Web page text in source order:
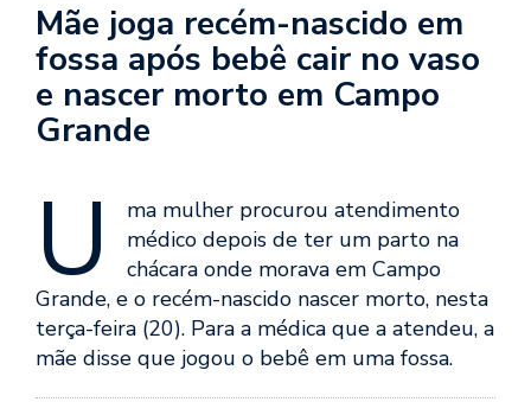
Mãe joga recém-nascido em
fossa após bebê cair no vaso
e nascer morto em Campo
Grande
U
ma mulher procurou atendimento
médico depois de ter um parto na
chácara onde morava em Campo
Grande, e o recém-nascido nascer morto, nesta
terça-feira (20). Para a médica que a atendeu, a
mãe disse que jogou o bebê em uma fossa.